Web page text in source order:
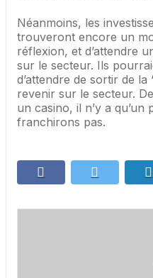
Néanmoins, les
trouveront encore un
réflexion, et d’attendre
sur le secteur. Ils
d’attendre de sortir de
revenir sur le secteur.
un casino, il n’y a
franchirons pas.